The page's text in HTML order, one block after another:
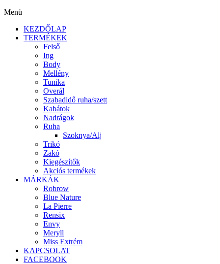
Menü
KEZDŐLAP
TERMÉKEK
Felső
Ing
Body
Mellény
Tunika
Overál
Szabadidő ruha/szett
Kabátok
Nadrágok
Ruha
Szoknya/Alj
Trikó
Zakó
Kiegészítők
Akciós termékek
MÁRKÁK
Robrow
Blue Nature
La Pierre
Rensix
Envy
Meryll
Miss Extrém
KAPCSOLAT
FACEBOOK